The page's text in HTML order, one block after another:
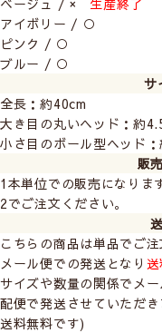
アイボリー / ○
ピンク / ○
ブルー / ○
サ
全長：約40cm
大き目の丸いヘッド：約
小さ目のボール型ヘッド：
販
1本単位での販売になりま
2でご注文ください。
こちらの商品は単品でご
メール便での発送となり
サイズや数量の関係でメ
配便で発送させていただ
送料無料です)